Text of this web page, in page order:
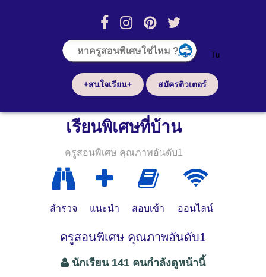
+สนใจเรียน+ สมัครติวเตอร์
เรียนพิเศษที่บ้าน
ครูสอนพิเศษ คุณภาพอันดับ1
สำรวจ แนะนำ สอบเข้า ออนไลน์
ครูสอนพิเศษ คุณภาพอันดับ1
นักเรียน 141 คนกำลังดูหน้านี้